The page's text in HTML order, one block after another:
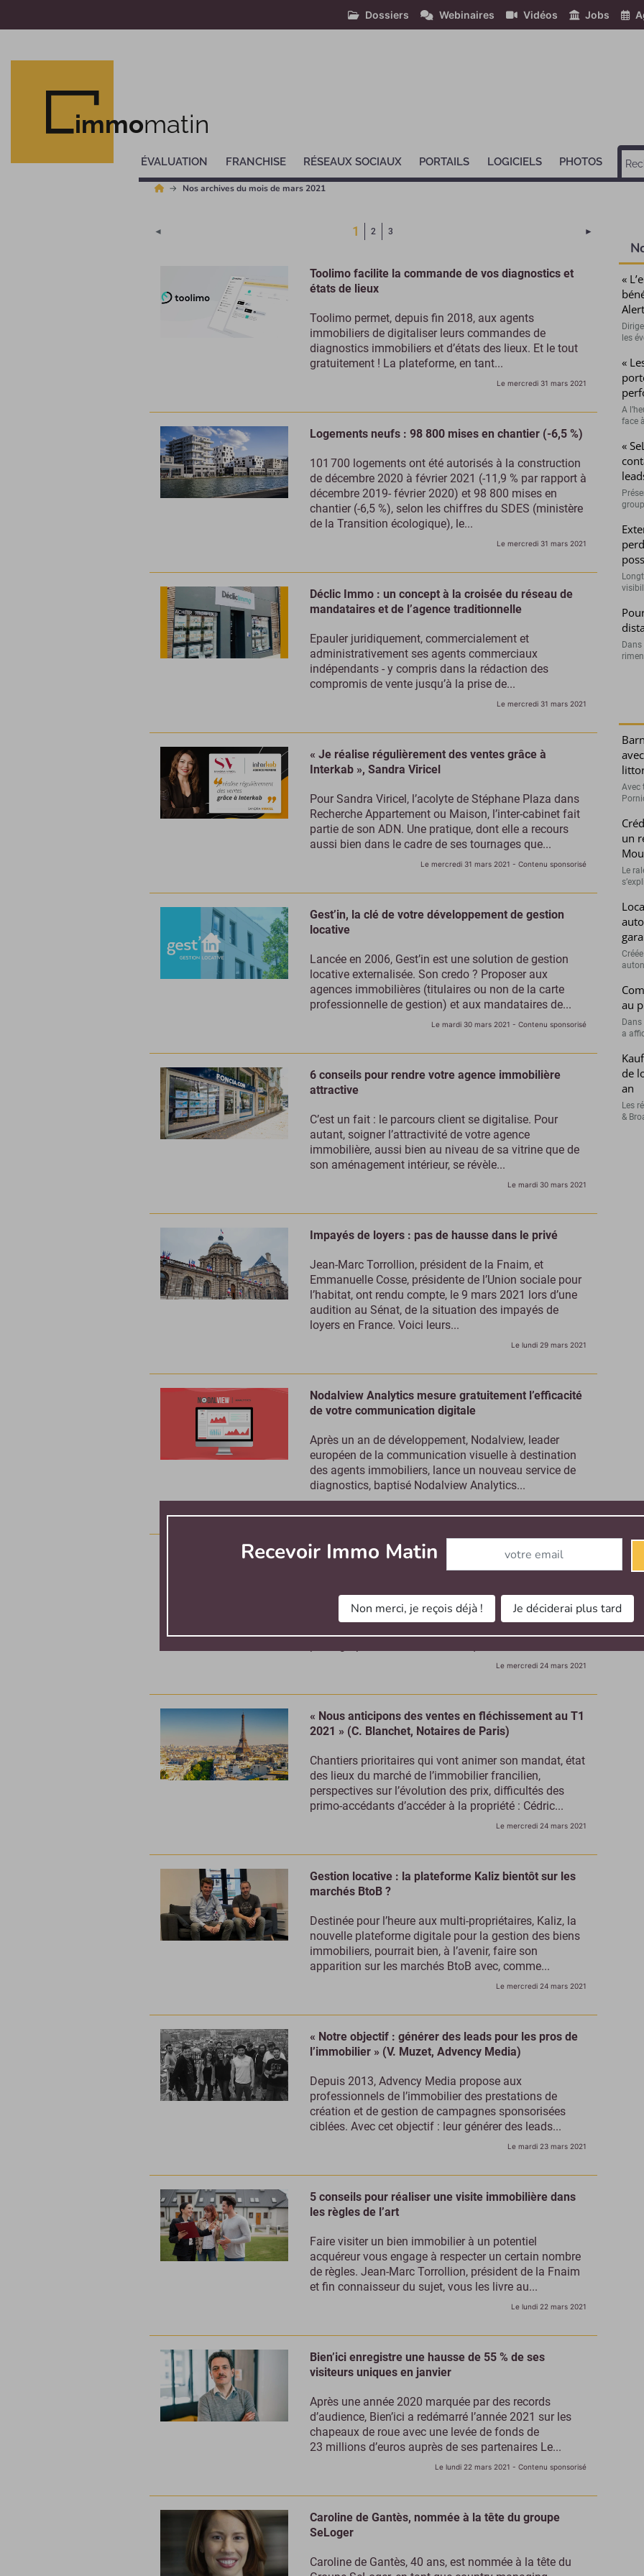
Dossiers Webinaires Vidéos Jobs
immomatin
ÉVALUATION FRANCHISE RÉSEAUX SOCIAUX PORTAILS LOGICIELS PHOTOS
Nos archives du mois de mars 2021
◄ 1 (Page courante)
2 3 ►
Toolimo facilite la commande de vos diagnostics et
états de lieux
Toolimo permet, depuis fin 2018, aux agents
immobiliers de digitaliser leurs commandes de
diagnostics immobiliers et d’états des lieux. Et le tout
gratuitement ! La plateforme, en tant...
Le mercredi 31 mars 2021
Logements neufs : 98 800 mises en chantier (-6,5 %)
101 700 logements ont été autorisés à la construction
de décembre 2020 à février 2021 (-11,9 % par rapport à
décembre 2019- février 2020) et 98 800 mises en
chantier (-6,5 %), selon les chiffres du SDES (ministère
de la Transition écologique), le...
Le mercredi 31 mars 2021
Déclic Immo : un concept à la croisée du réseau de
mandataires et de l’agence traditionnelle
Epauler juridiquement, commercialement et
administrativement ses agents commerciaux
indépendants - y compris dans la rédaction des
compromis de vente jusqu’à la prise de...
Le mercredi 31 mars 2021
« Je réalise régulièrement des ventes grâce à
Interkab », Sandra Viricel
Pour Sandra Viricel, l’acolyte de Stéphane Plaza dans
Recherche Appartement ou Maison, l’inter-cabinet fait
partie de son ADN. Une pratique, dont elle a recours
aussi bien dans le cadre de ses tournages que...
Le mercredi 31 mars 2021 - Contenu sponsorisé
Gest’in, la clé de votre développement de gestion
locative
Lancée en 2006, Gest’in est une solution de gestion
locative externalisée. Son credo ? Proposer aux
agences immobilières (titulaires ou non de la carte
professionnelle de gestion) et aux mandataires de...
Le mardi 30 mars 2021 - Contenu sponsorisé
6 conseils pour rendre votre agence immobilière
attractive
C’est un fait : le parcours client se digitalise. Pour
autant, soigner l’attractivité de votre agence
immobilière, aussi bien au niveau de sa vitrine que de
son aménagement intérieur, se révèle...
Le mardi 30 mars 2021
Impayés de loyers : pas de hausse dans le privé
Jean-Marc Torrollion, président de la Fnaim, et
Emmanuelle Cosse, présidente de l’Union sociale pour
l’habitat, ont rendu compte, le 9 mars 2021 lors d’une
audition au Sénat, de la situation des impayés de
loyers en France. Voici leurs...
Le lundi 29 mars 2021
Nodalview Analytics mesure gratuitement l’efficacité
de votre communication digitale
Après un an de développement, Nodalview, leader
européen de la communication visuelle à destination
des agents immobiliers, lance un nouveau service de
diagnostics, baptisé Nodalview Analytics...
Photographies immobilières : le Québecois Exposio
accélère son développement en France
Arrivé sur le marché français il y a deux ans, le
Québecois Exposio a mis au point une technologie qui
Le mercredi 24 mars 2021
« Nous anticipons des ventes en fléchissement au T1
2021 » (C. Blanchet, Notaires de Paris)
Chantiers prioritaires qui vont animer son mandat, état
des lieux du marché de l’immobilier francilien,
perspectives sur l’évolution des prix, difficultés des
primo-accédants d’accéder à la propriété : Cédric...
Le mercredi 24 mars 2021
Gestion locative : la plateforme Kaliz bientôt sur les
marchés BtoB ?
Destinée pour l’heure aux multi-propriétaires, Kaliz, la
nouvelle plateforme digitale pour la gestion des biens
immobiliers, pourrait bien, à l’avenir, faire son
apparition sur les marchés BtoB avec, comme...
Le mercredi 24 mars 2021
« Notre objectif : générer des leads pour les pros de
l’immobilier » (V. Muzet, Advency Media)
Depuis 2013, Advency Media propose aux
professionnels de l’immobilier des prestations de
création et de gestion de campagnes sponsorisées
ciblées. Avec cet objectif : leur générer des leads...
Le mardi 23 mars 2021
5 conseils pour réaliser une visite immobilière dans
les règles de l’art
Faire visiter un bien immobilier à un potentiel
acquéreur vous engage à respecter un certain nombre
de règles. Jean-Marc Torrollion, président de la Fnaim
et fin connaisseur du sujet, vous les livre au...
Le lundi 22 mars 2021
Bien’ici enregistre une hausse de 55 % de ses
visiteurs uniques en janvier
Après une année 2020 marquée par des records
d’audience, Bien’ici a redémarré l’année 2021 sur les
chapeaux de roue avec une levée de fonds de
23 millions d’euros auprès de ses partenaires Le...
Le lundi 22 mars 2021 - Contenu sponsorisé
Caroline de Gantès, nommée à la tête du groupe
SeLoger
Caroline de Gantès, 40 ans, est nommée à la tête du
«
les
«
A
face
«
Recevoir Immo Matin Abonnez-vous à notre newsletter
Non merci, je reçois déjà ! Je déciderai plus tard
Avec
un
Le
au
a
de
an
Les
&